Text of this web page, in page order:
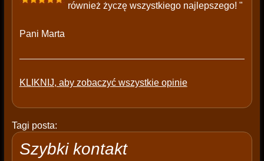
również życzę wszystkiego najlepszego! "
Pani Marta
KLIKNIJ, aby zobaczyć wszystkie opinie
Tagi posta:
Szybki kontakt